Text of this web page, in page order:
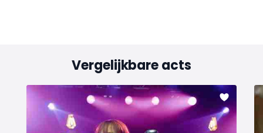
Vergelijkbare acts